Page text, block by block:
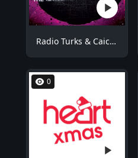
Radio Turks & Caicos RTCFM
0